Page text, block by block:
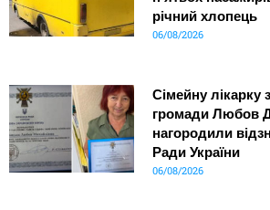
річний хлопець
06/08/2026
Сімейну лікарку
громади Любов
нагородили
Ради України
06/08/2026